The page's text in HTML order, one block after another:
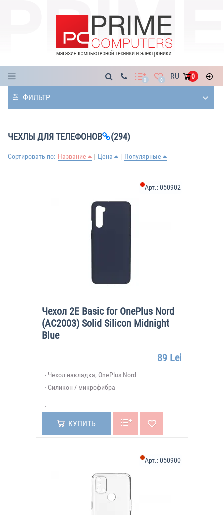
0 0 RU 0
ФИЛЬТР
ЧЕХЛЫ ДЛЯ ТЕЛЕФОНОВ (294)
Сортировать по: Название Цена Популярные
Чехол 2E Basic for OnePlus Nord
(AC2003) Solid Silicon Midnight
Blue
Арт.:050902
89 Lei
Чехол-накладка, OnePlus Nord
Силикон / микрофибра
КУПИТЬ
Арт.:050900